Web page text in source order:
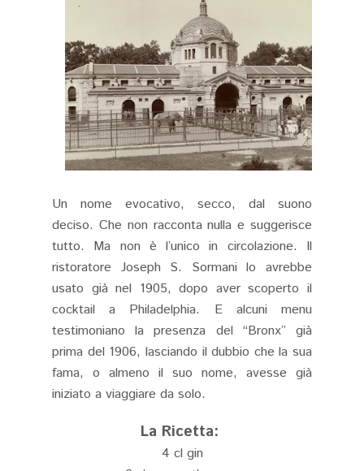
Un nome evocativo, secco, dal suono
deciso. Che non racconta nulla e suggerisce
tutto. Ma non è l’unico in circolazione. Il
ristoratore Joseph S. Sormani lo avrebbe
usato già nel 1905, dopo aver scoperto il
cocktail a Philadelphia. E alcuni menu
testimoniano la presenza del “Bronx” già
prima del 1906, lasciando il dubbio che la sua
fama, o almeno il suo nome, avesse già
iniziato a viaggiare da solo.
La Ricetta:
4 cl gin